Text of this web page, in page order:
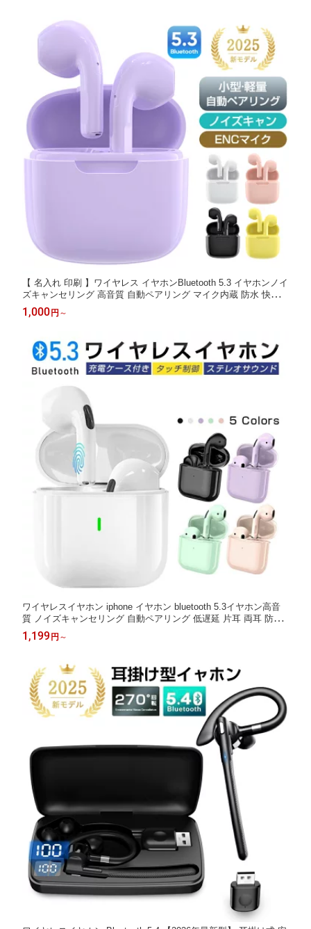
【 名入れ 印刷 】ワイヤレス イヤホンBluetooth 5.3 イヤホンノイ
ズキャンセリング 高音質 自動ペアリング マイク内蔵 防水 快適装
着 超軽量 ブルーツースイヤホン ワイアレスイヤホン iPhone iPa
d Android 記念品 入学 部活 父の日 誕生日 ギフト
1,000円 ～
ワイヤレスイヤホン iphone イヤホン bluetooth 5.3イヤホン高音
質 ノイズキャンセリング 自動ペアリング 低遅延 片耳 両耳 防水
電量表示 超長時間再生 iPhone iPad Android ブルートゥースイヤ
ホン 記念品 入学
1,199円 ～